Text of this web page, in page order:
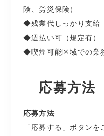
険、労災保険）
◆残業代しっかり支給
◆週払い可（規定有）
◆喫煙可能区域での業
応募方法
応募方法
「応募する」ボタンを